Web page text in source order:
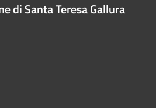
di Santa Teresa Gallura